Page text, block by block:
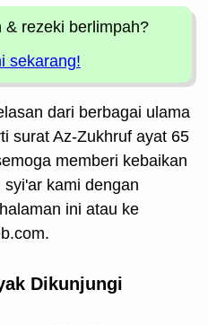
& rezeki berlimpah?
sekarang!
dari berbagai ulama
surat Az-Zukhruf ayat 65
memberi kebaikan
kami dengan
ini atau ke
Dikunjungi